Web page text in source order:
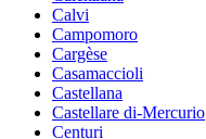
Calvi
Campomoro
Cargèse
Casamaccioli
Castellana
Castellare di-Mercurio
Centuri